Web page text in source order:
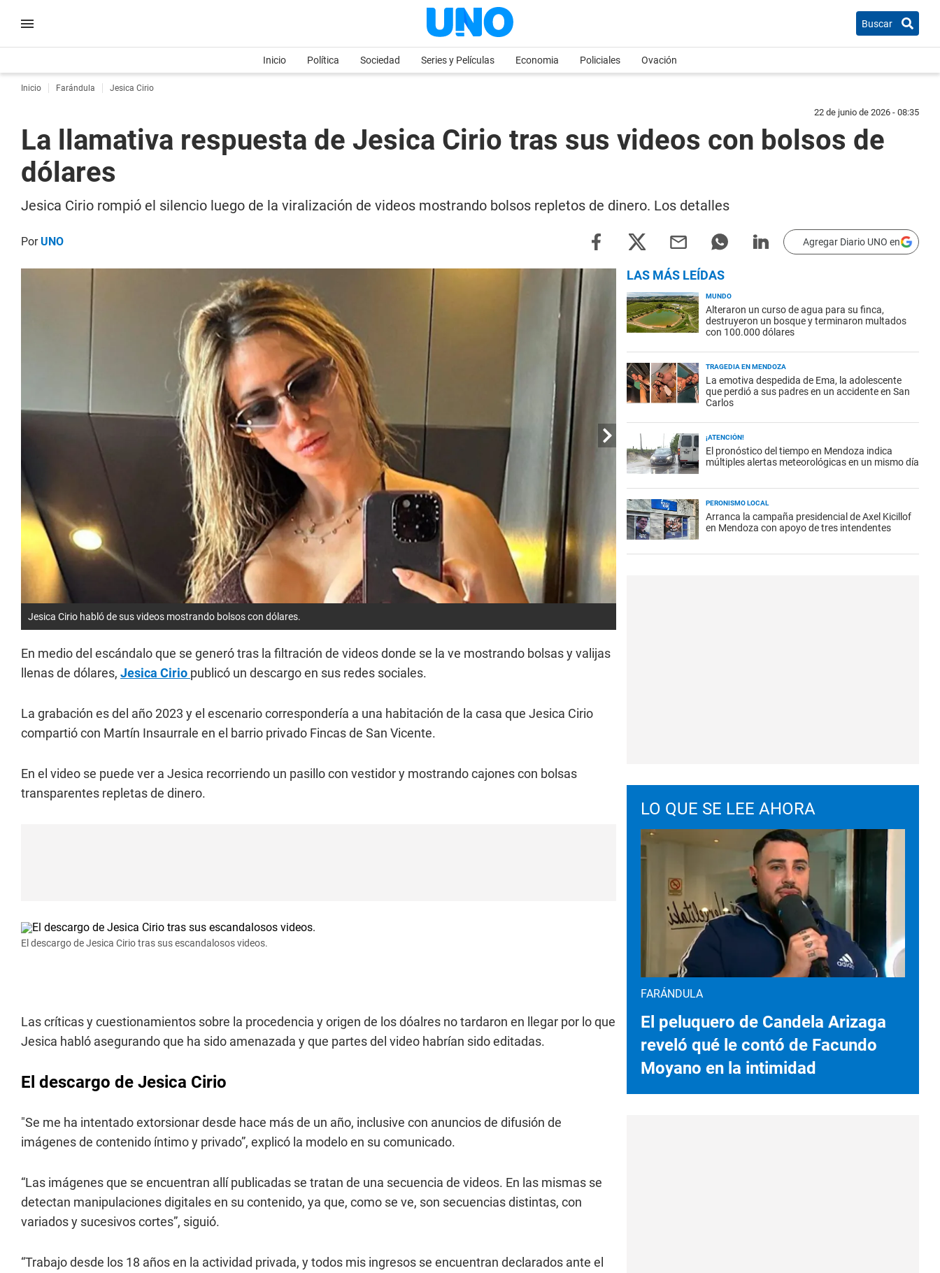
Buscar
Inicio Política Sociedad Series y Películas Economia Policiales Ovación
Inicio Farándula Jesica Cirio
22 de junio de 2026 - 08:35
La llamativa respuesta de Jesica Cirio tras sus videos con bolsos de
dólares
Jesica Cirio rompió el silencio luego de la viralización de videos mostrando bolsos repletos de dinero. Los detalles
PorUNO Agregar Diario UNO en
Jesica Cirio habló de sus videos mostrando bolsos con dólares.
En medio del escándalo que se generó tras la filtración de videos donde se la ve mostrando bolsas y valijas
llenas de dólares, Jesica Cirio publicó un descargo en sus redes sociales.
La grabación es del año 2023 y el escenario correspondería a una habitación de la casa que Jesica Cirio
compartió con Martín Insaurrale en el barrio privado Fincas de San Vicente.
En el video se puede ver a Jesica recorriendo un pasillo con vestidor y mostrando cajones con bolsas
transparentes repletas de dinero.
El descargo de Jesica Cirio tras sus escandalosos videos.
Las críticas y cuestionamientos sobre la procedencia y origen de los dóalres no tardaron en llegar por lo que
Jesica habló asegurando que ha sido amenazada y que partes del video habrían sido editadas.
El descargo de Jesica Cirio
"Se me ha intentado extorsionar desde hace más de un año, inclusive con anuncios de difusión de
imágenes de contenido íntimo y privado”, explicó la modelo en su comunicado.
“Las imágenes que se encuentran allí publicadas se tratan de una secuencia de videos. En las mismas se
detectan manipulaciones digitales en su contenido, ya que, como se ve, son secuencias distintas, con
variados y sucesivos cortes”, siguió.
“Trabajo desde los 18 años en la actividad privada, y todos mis ingresos se encuentran declarados ante el
LAS MÁS LEÍDAS
MUNDO
Alteraron un curso de agua para su finca,
destruyeron un bosque y terminaron multados
con 100.000 dólares
TRAGEDIA EN MENDOZA
La emotiva despedida de Ema, la adolescente
que perdió a sus padres en un accidente en San
Carlos
¡ATENCIÓN!
El pronóstico del tiempo en Mendoza indica
múltiples alertas meteorológicas en un mismo día
PERONISMO LOCAL
Arranca la campaña presidencial de Axel Kicillof
en Mendoza con apoyo de tres intendentes
LO QUE SE LEE AHORA
FARÁNDULA
El peluquero de Candela Arizaga
reveló qué le contó de Facundo
Moyano en la intimidad